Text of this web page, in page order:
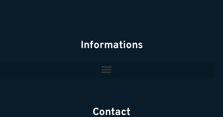
Informations
Contact